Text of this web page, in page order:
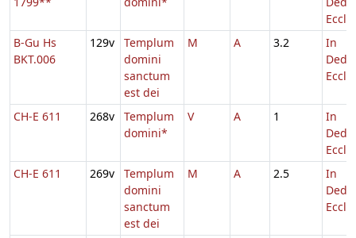
Eccl.
B-Gu Hs
BKT.006
129v
Templum
domini
sanctum
est dei
M A 3.2
In
Eccl.
CH-E 611 268v
Templum
domini*
V A 1
In
Eccl.
CH-E 611
269v
Templum
domini
sanctum
est dei
M A 2.5
In
Eccl.